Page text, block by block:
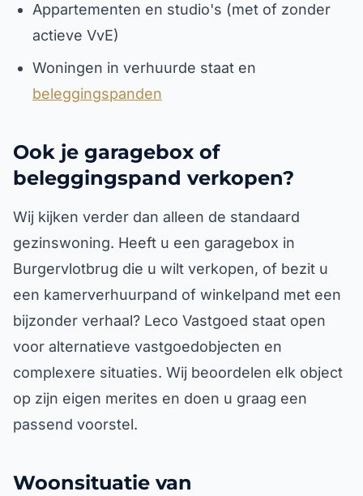
Appartementen en studio's (met of zonder
actieve VvE)
Woningen in verhuurde staat en
beleggingspanden
Ook je garagebox of
beleggingspand verkopen?
Wij kijken verder dan alleen de standaard
gezinswoning. Heeft u een garagebox in
Burgervlotbrug die u wilt verkopen, of bezit u
een kamerverhuurpand of winkelpand met een
bijzonder verhaal? Leco Vastgoed staat open
voor alternatieve vastgoedobjecten en
complexere situaties. Wij beoordelen elk object
op zijn eigen merites en doen u graag een
passend voorstel.
Woonsituatie van